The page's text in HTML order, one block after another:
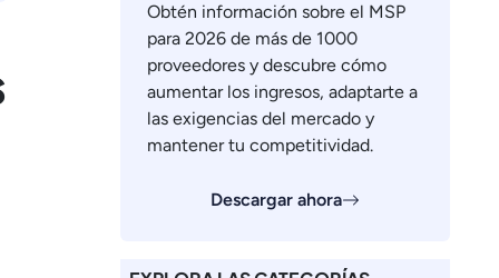
Obtén información sobre el MSP
para 2026 de más de 1000
proveedores y descubre cómo
aumentar los ingresos, adaptarte a
las exigencias del mercado y
mantener tu competitividad.
Descargar ahora